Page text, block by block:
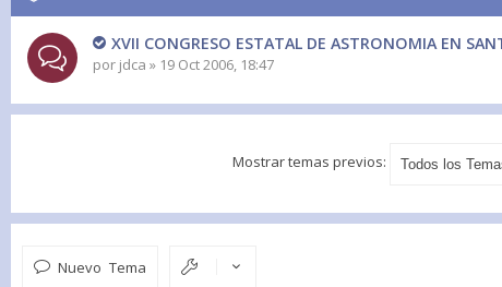
XVII CONGRESO ESTATAL DE ASTRONOMIA EN
por jdca » 19 Oct 2006, 18:47
Mostrar temas previos:
Nuevo Tema